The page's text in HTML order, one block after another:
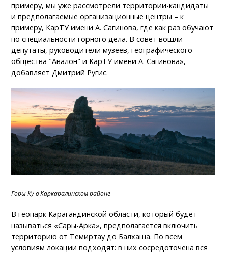
примеру, мы уже рассмотрели территории-кандидаты
и предполагаемые организационные центры – к
примеру, КарТУ имени А. Сагинова, где как раз обучают
по специальности горного дела. В совет вошли
депутаты, руководители музеев, географического
общества "Авалон" и КарТУ имени А. Сагинова», —
добавляет Дмитрий Ругис.
Горы Ку в Каркаралинском районе
В геопарк Карагандинской области, который будет
называться «Сары-Арка», предполагается включить
территорию от Темиртау до Балхаша. По всем
условиям локации подходят: в них сосредоточена вся